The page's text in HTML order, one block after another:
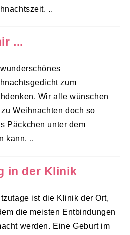
..
...
zum
Wir alle wünschen
zu Weihnachten doch so
Päckchen unter dem
kann. ..
in der Klinik
ist die Klinik der Ort,
die meisten Entbindungen
werden. Eine Geburt im